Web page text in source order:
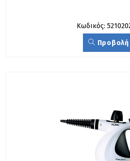
Κωδικός:
Προβολή